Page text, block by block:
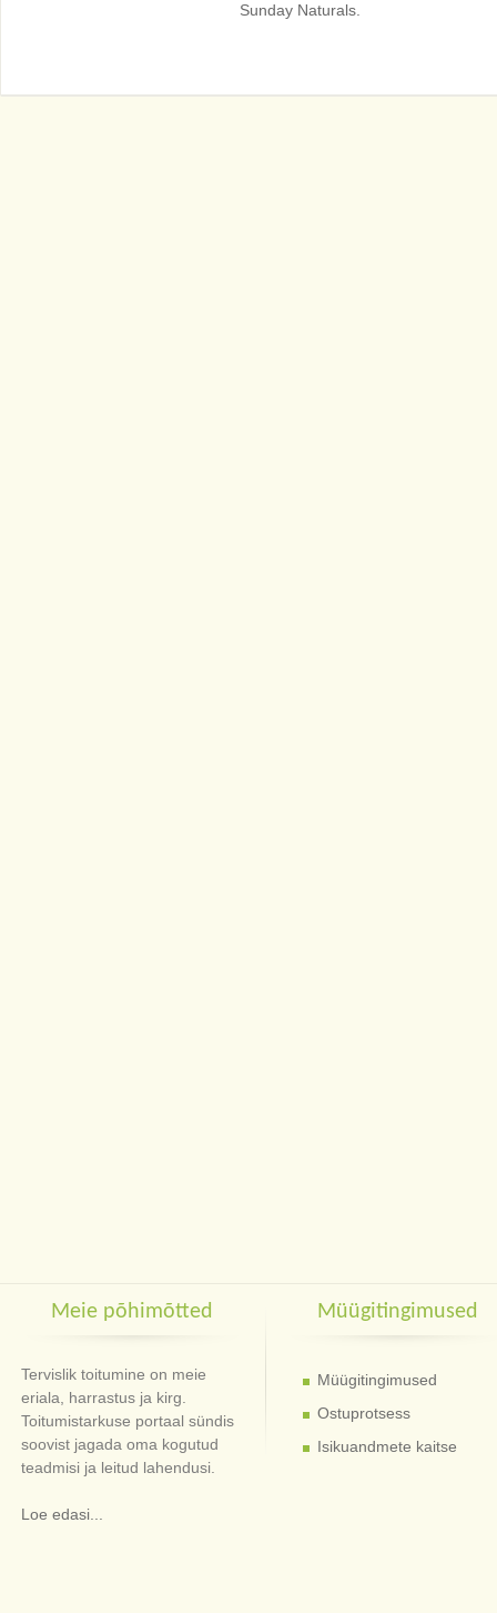
Sunday Naturals.
Meie põhimõtted
Tervislik toitumine on meie
eriala, harrastus ja kirg.
Toitumistarkuse portaal sündis
soovist jagada oma kogutud
teadmisi ja leitud lahendusi.
Loe edasi...
Müügitingimused
Müügitingimused
Ostuprotsess
Isikuandmete kaitse